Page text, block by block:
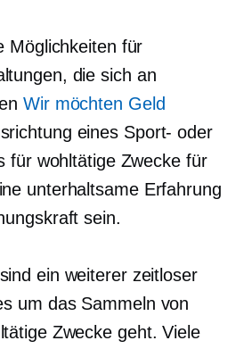
Möglichkeiten für
die sich an
Wir möchten Geld
eines Sport- oder
für wohltätige Zwecke für
unterhaltsame Erfahrung
sein.
ein weiterer zeitloser
um das Sammeln von
Zwecke geht. Viele